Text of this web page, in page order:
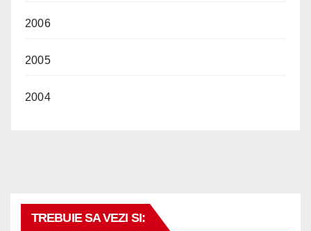
2006
2005
2004
TREBUIE SA VEZI SI: